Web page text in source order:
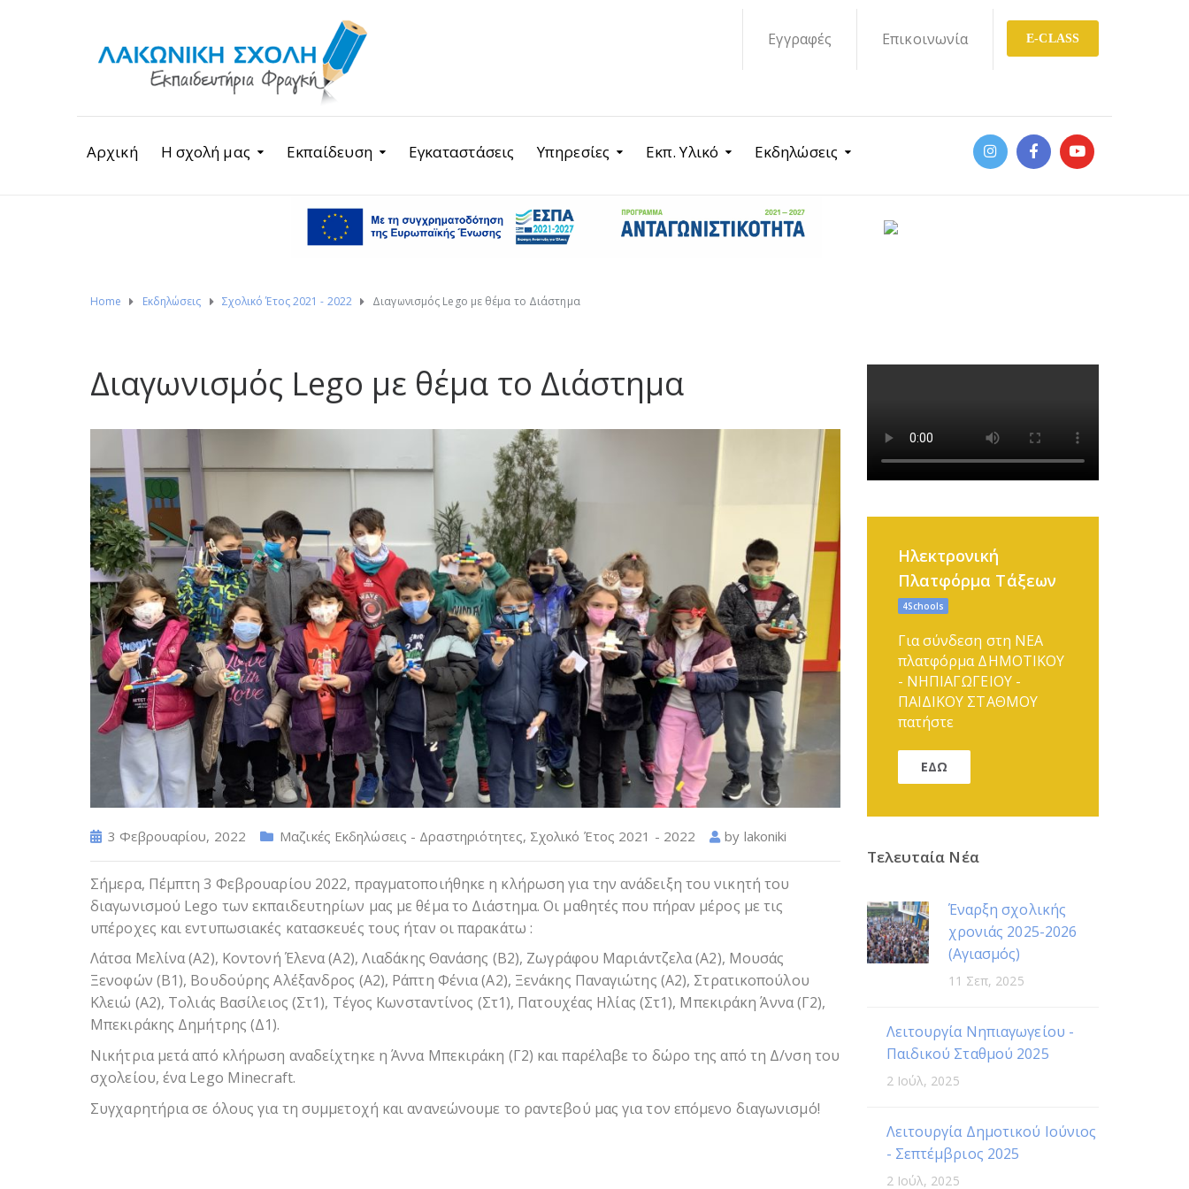
E-CLASS
Εγγραφές Επικοινωνία
Αρχική Η σχολή μας Εκπαίδευση Εγκαταστάσεις Υπηρεσίες Εκπ. Υλικό Εκδηλώσεις
Home Εκδηλώσεις Σχολικό Έτος 2021 - 2022 Διαγωνισμός Lego με θέμα το Διάστημα
Διαγωνισμός Lego με θέμα το Διάστημα
3 Φεβρουαρίου, 2022 Μαζικές Εκδηλώσεις - Δραστηριότητες, Σχολικό Έτος 2021 - 2022 by lakoniki
Σήμερα, Πέμπτη 3 Φεβρουαρίου 2022, πραγματοποιήθηκε η κλήρωση για την ανάδειξη του νικητή του
διαγωνισμού Lego των εκπαιδευτηρίων μας με θέμα το Διάστημα. Οι μαθητές που πήραν μέρος με τις
υπέροχες και εντυπωσιακές κατασκευές τους ήταν οι παρακάτω :
Λάτσα Μελίνα (Α2), Κοντονή Έλενα (Α2), Λιαδάκης Θανάσης (Β2), Ζωγράφου Μαριάντζελα (Α2), Μουσάς
Ξενοφών (Β1), Βουδούρης Αλέξανδρος (Α2), Ράπτη Φένια (Α2), Ξενάκης Παναγιώτης (Α2), Στρατικοπούλου
Κλειώ (Α2), Τολιάς Βασίλειος (Στ1), Τέγος Κωνσταντίνος (Στ1), Πατουχέας Ηλίας (Στ1), Μπεκιράκη Άννα (Γ2),
Μπεκιράκης Δημήτρης (Δ1).
Νικήτρια μετά από κλήρωση αναδείχτηκε η Άννα Μπεκιράκη (Γ2) και παρέλαβε το δώρο της από τη Δ/νση του
σχολείου, ένα Lego Minecraft.
Συγχαρητήρια σε όλους για τη συμμετοχή και ανανεώνουμε το ραντεβού μας για τον επόμενο διαγωνισμό!
Ηλεκτρονική
Πλατφόρμα Τάξεων
4Schools
Για σύνδεση στη ΝΕΑ
πλατφόρμα ΔΗΜΟΤΙΚΟΥ
- ΝΗΠΙΑΓΩΓΕΙΟΥ -
ΠΑΙΔΙΚΟΥ ΣΤΑΘΜΟΥ
πατήστε
ΕΔΩ
Τελευταία Νέα
Έναρξη σχολικής
χρονιάς 2025-2026
(Αγιασμός)
11 Σεπ, 2025
Λειτουργία Νηπιαγωγείου -
Παιδικού Σταθμού 2025
2 Ιούλ, 2025
Λειτουργία Δημοτικού Ιούνιος
- Σεπτέμβριος 2025
2 Ιούλ, 2025